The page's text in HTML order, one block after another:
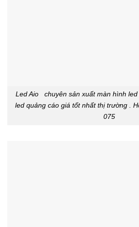
Led Aio chuyên sản xuất màn hình
led quảng cáo giá tốt nhất thị trường .
075